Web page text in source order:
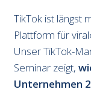
TikTok ist längst
Plattform für
Unser TikTok-
Seminar zeigt,
Unternehmen